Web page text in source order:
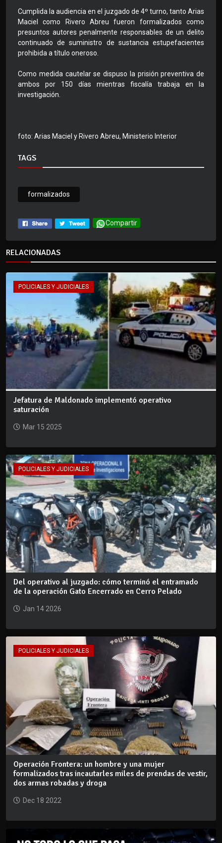
Cumplida la audiencia en el juzgado de 4º turno, tanto Arias
Maciel como Rivero Abreu fueron formalizados como
presuntos autores penalmente responsables de un delito
continuado de suministro de sustancia estupefacientes
prohibida a título oneroso.
Como medida cautelar se dispuso la prisión preventiva de
ambos por 150 días mientras fiscalía trabaja en la
investigación.
foto: Arias Maciel y Rivero Abreu, Ministerio Interior
TAGS
formalizados
Compartir
RELACIONADAS
POLICIALES Y JUDICIALES
Jefatura de Maldonado implementó operativo
saturación
Mar 15 2025
POLICIALES Y JUDICIALES
Del operativo al juzgado: cómo terminó el entramado
de la operación Gato Encerrado en Cerro Pelado
Jan 14 2026
POLICIALES Y JUDICIALES
Operación Frontera: un hombre y una mujer
formalizados tras incautarles miles de prendas de vestir,
dos armas robadas y droga
Dec 18 2022